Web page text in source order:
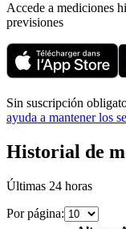
Accede a mediciones
previsiones
Sin suscripción
ayuda a mantener los
Historial de
Últimas 24 horas
Por página: